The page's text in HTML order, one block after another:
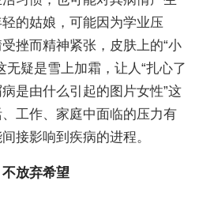
的姑娘，可能因为学业压
挫而精神紧张，皮肤上的“小
无疑是雪上加霜，让人“扎心了
是由什么引起的图片女性”这
工作、家庭中面临的压力有
接影响到疾病的进程。
放弃希望